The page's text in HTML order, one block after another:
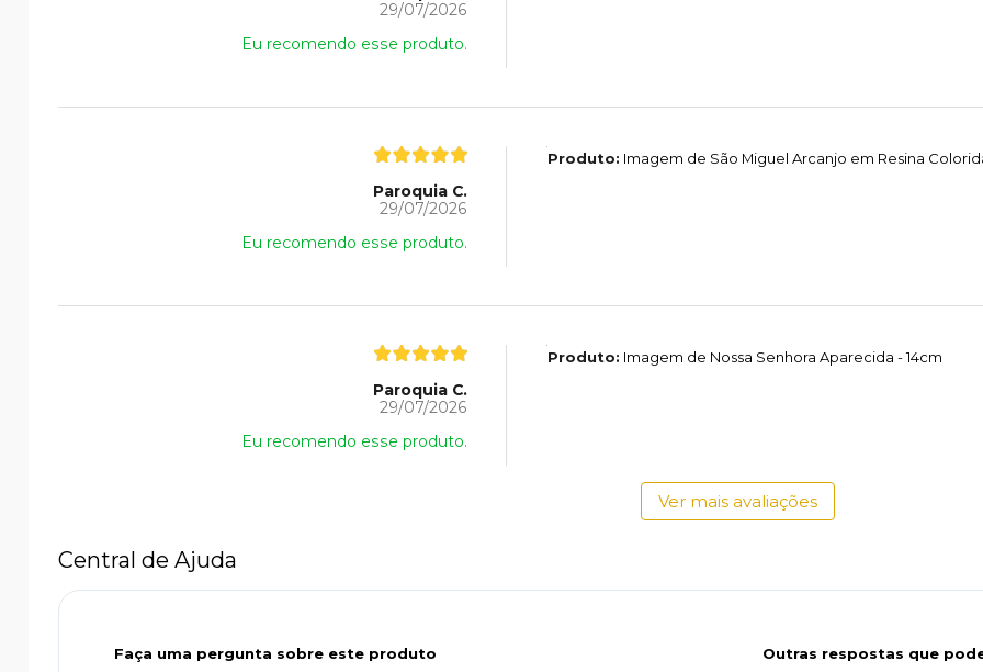
29/07/2026
Eu recomendo esse produto.
Paroquia C.
29/07/2026
Eu recomendo esse produto.
Produto: Imagem de São Miguel Arcanjo em Resina
Paroquia C.
29/07/2026
Eu recomendo esse produto.
Produto: Imagem de Nossa Senhora Aparecida - 14cm
Ver mais avaliações
Central de Ajuda
Faça uma pergunta sobre este produto Outras respostas que